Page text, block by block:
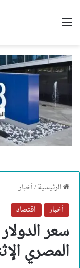
القائمة
الرئيسية/أخبار
أخبار
اقتصاد
سعر
المصري الإثنين